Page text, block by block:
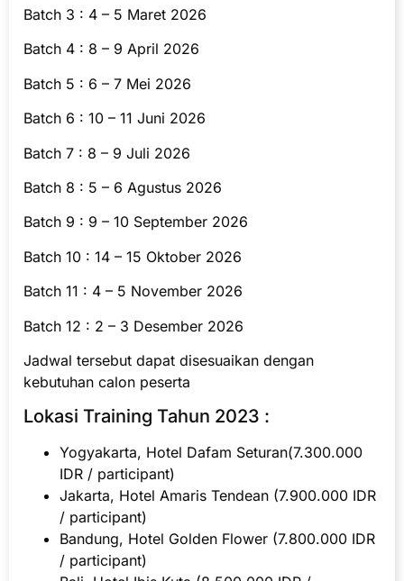
Batch 3 : 4 – 5 Maret 2026
Batch 4 : 8 – 9 April 2026
Batch 5 : 6 – 7 Mei 2026
Batch 6 : 10 – 11 Juni 2026
Batch 7 : 8 – 9 Juli 2026
Batch 8 : 5 – 6 Agustus 2026
Batch 9 : 9 – 10 September 2026
Batch 10 : 14 – 15 Oktober 2026
Batch 11 : 4 – 5 November 2026
Batch 12 : 2 – 3 Desember 2026
Jadwal tersebut dapat disesuaikan dengan
kebutuhan calon peserta
Lokasi Training Tahun 2023 :
Yogyakarta, Hotel Dafam Seturan(7.300.000
IDR / participant)
Jakarta, Hotel Amaris Tendean (7.900.000 IDR
/ participant)
Bandung, Hotel Golden Flower (7.800.000 IDR
/ participant)